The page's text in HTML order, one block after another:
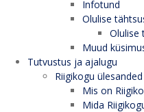
Infotund
Olulise
Olulise
Muud
Tutvustus ja ajalugu
Riigikogu
Mis on
Mida